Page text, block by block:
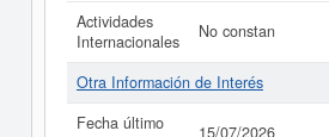
Actividades
Internacionales
No constan
Otra Información de Interés
Fecha último
15/07/2026